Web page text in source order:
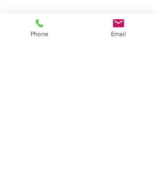
保育士☆彡田村
Phone Email